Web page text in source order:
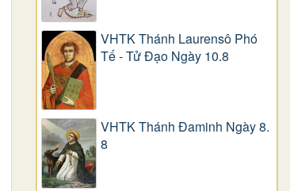
VHTK Thánh Laurensô Phó
Tế - Tử Đạo Ngày 10.8
VHTK Thánh Đaminh Ngày 8.
8